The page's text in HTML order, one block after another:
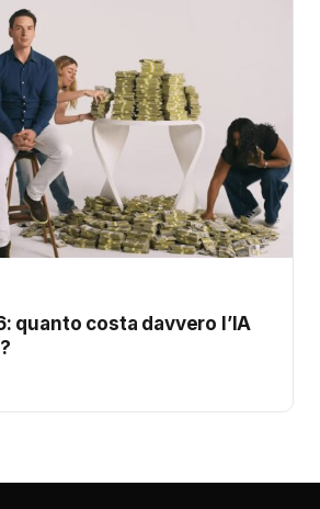
quanto costa davvero l’IA